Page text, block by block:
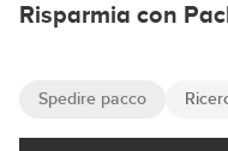
Risparmia con
Spedire pacco